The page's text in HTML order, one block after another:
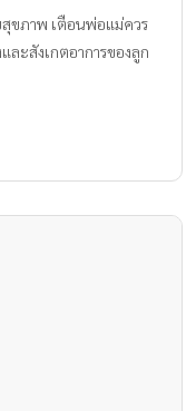
ขภาพ เตือนพ่อแม่ควร
ะสังเกตอาการของลูก